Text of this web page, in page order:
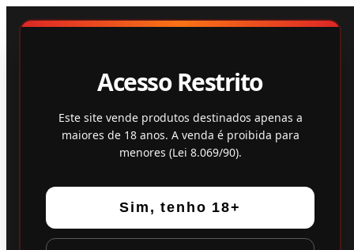
Acesso Restrito
Este site vende produtos destinados apenas a
maiores de 18 anos. A venda é proibida para
menores (Lei 8.069/90).
Sim, tenho 18+